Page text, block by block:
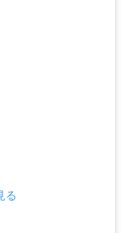
る